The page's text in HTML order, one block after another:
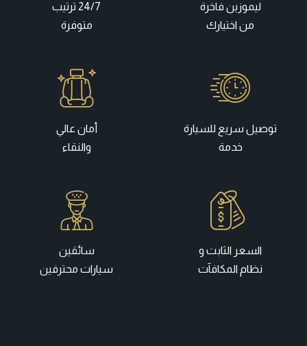
ليموزين فاخرة
من اختيارك
24/7 ترتيب
متوفرة
توصيل سريع للسيارة
خدمة
أمان عالي
والنقاء
السعر الثابت و
نظام المكافآت
سائقين
سيارات محترفين